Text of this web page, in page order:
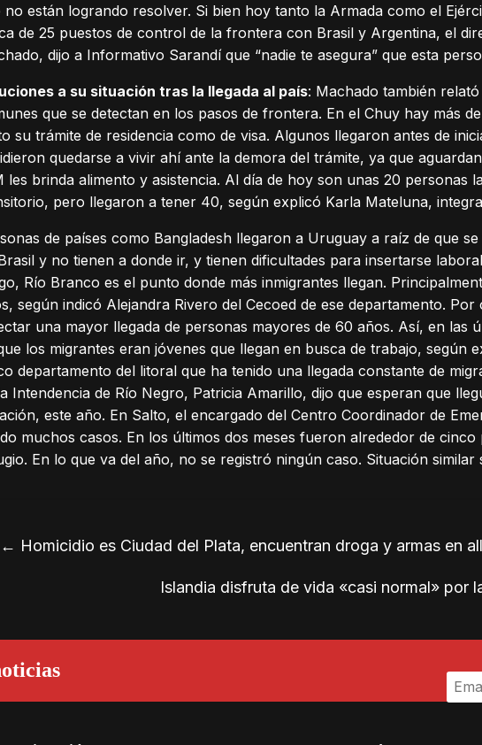
no están logrando resolver. Si bien hoy tanto la Armada como el
de 25 puestos de control de la frontera con Brasil y Argentina, el
dijo a Informativo Sarandí que “nadie te asegura” que esta
a su situación tras la llegada al país: Machado también
que se detectan en los pasos de frontera. En el Chuy hay más
su trámite de residencia como de visa. Algunos llegaron antes de
quedarse a vivir ahí ante la demora del trámite, ya que
les brinda alimento y asistencia. Al día de hoy son unas 20 personas
pero llegaron a tener 40, según explicó Karla Mateluna,
de países como Bangladesh llegaron a Uruguay a raíz de que
y no tienen a donde ir, y tienen dificultades para insertarse
Río Branco es el punto donde más inmigrantes llegan.
según indicó Alejandra Rivero del Cecoed de ese departamento.
una mayor llegada de personas mayores de 60 años. Así, en las
los migrantes eran jóvenes que llegan en busca de trabajo, según
departamento del litoral que ha tenido una llegada constante de
Intendencia de Río Negro, Patricia Amarillo, dijo que esperan que
este año. En Salto, el encargado del Centro Coordinador de
muchos casos. En los últimos dos meses fueron alrededor de
En lo que va del año, no se registró ningún caso. Situación similar
← Homicidio es Ciudad del Plata, encuentran droga y armas en
Islandia disfruta de vida «casi normal» por